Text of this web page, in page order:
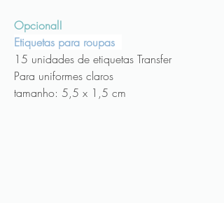
Opcional!
Etiquetas para roupas
15 unidades de etiquetas Transfer
Para uniformes claros
tamanho: 5,5 x 1,5 cm